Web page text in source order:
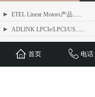
ETEL Linear Motors产品......
ADLINK LPCIe/LPCI/US......
ADLINK MXE-1300 系列工业......
首页 电话